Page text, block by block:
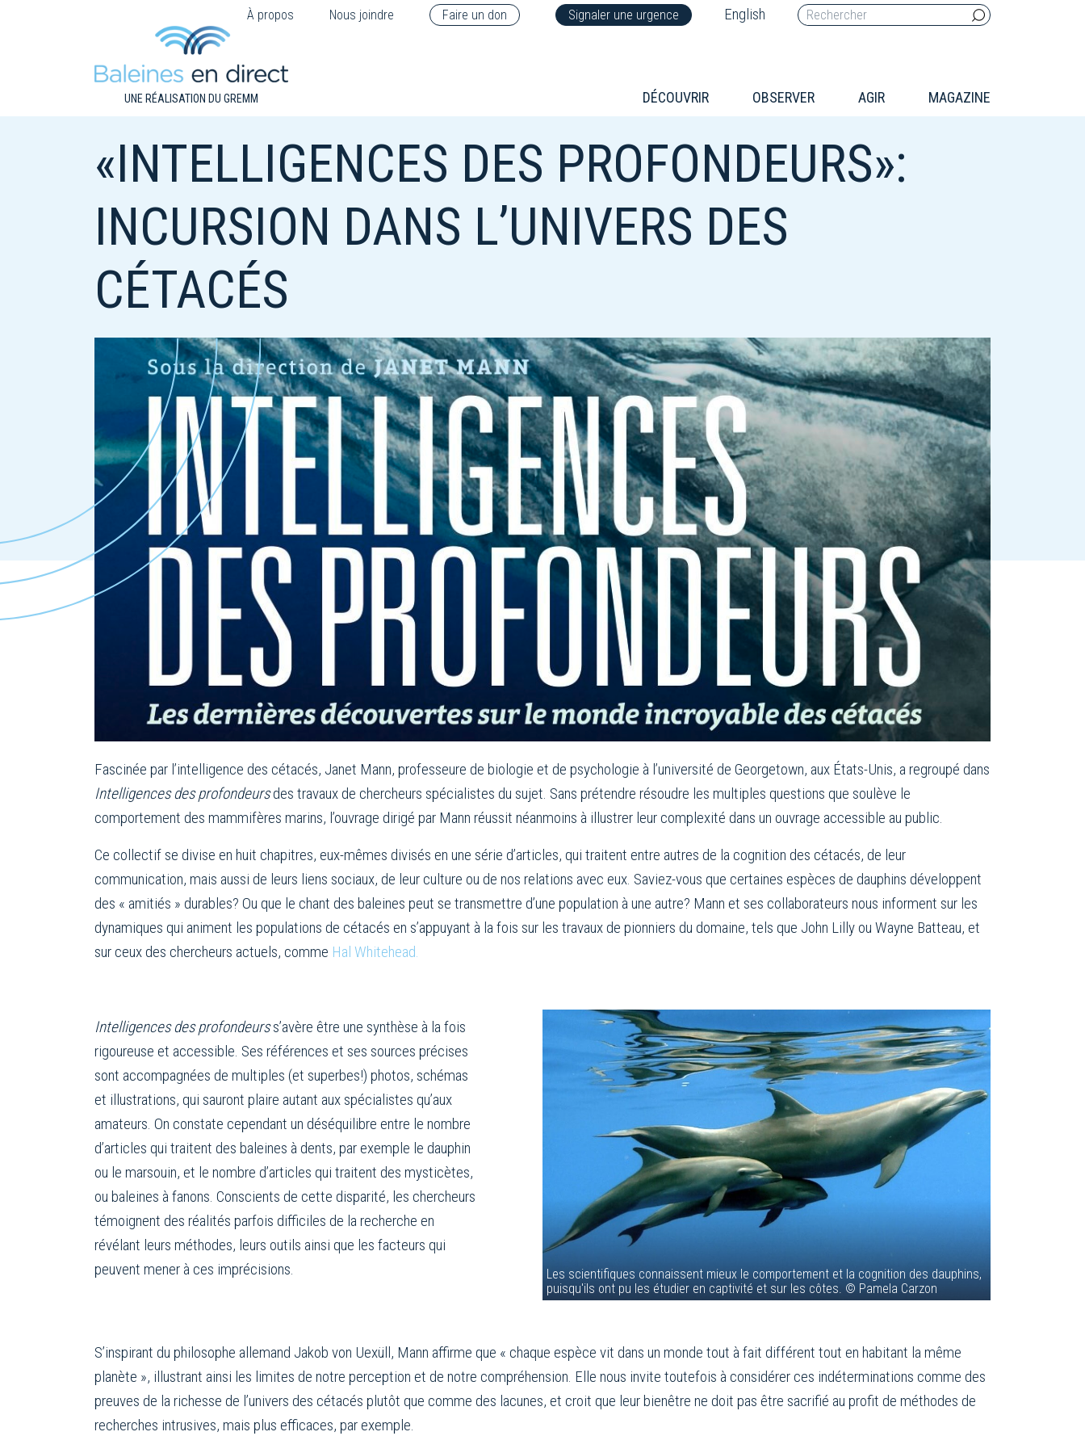
À propos Nous joindre Faire un don Signaler une urgence English
UNE RÉALISATION DU GREMM DÉCOUVRIR OBSERVER AGIR MAGAZINE
«INTELLIGENCES DES PROFONDEURS»:
INCURSION DANS L’UNIVERS DES
CÉTACÉS
Fascinée par l’intelligence des cétacés, Janet Mann, professeure de biologie et de psychologie à l’université de Georgetown, aux États-Unis, a regroupé dans
Intelligences des profondeursdes travaux de chercheurs spécialistes du sujet. Sans prétendre résoudre les multiples questions que soulève le
comportement des mammifères marins, l’ouvrage dirigé par Mann réussit néanmoins à illustrer leur complexité dans un ouvrage accessible au public.
Ce collectif se divise en huit chapitres, eux-mêmes divisés en une série d’articles, qui traitent entre autres de la cognition des cétacés, de leur
communication, mais aussi de leurs liens sociaux, de leur culture ou de nos relations avec eux. Saviez-vous que certaines espèces de dauphins développent
des « amitiés » durables? Ou que le chant des baleines peut se transmettre d’une population à une autre? Mann et ses collaborateurs nous informent sur les
dynamiques qui animent les populations de cétacés en s’appuyant à la fois sur les travaux de pionniers du domaine, tels que John Lilly ou Wayne Batteau, et
sur ceux des chercheurs actuels, comme Hal Whitehead.
Intelligences des profondeurss’avère être une synthèse à la fois
rigoureuse et accessible. Ses références et ses sources précises
sont accompagnées de multiples (et superbes!) photos, schémas
et illustrations, qui sauront plaire autant aux spécialistes qu’aux
amateurs. On constate cependant un déséquilibre entre le nombre
d’articles qui traitent des baleines à dents, par exemple le dauphin
ou le marsouin, et le nombre d’articles qui traitent des mysticètes,
ou baleines à fanons. Conscients de cette disparité, les chercheurs
témoignent des réalités parfois difficiles de la recherche en
révélant leurs méthodes, leurs outils ainsi que les facteurs qui
peuvent mener à ces imprécisions.
Les scientifiques connaissent mieux le comportement et la cognition des dauphins,
puisqu'ils ont pu les étudier en captivité et sur les côtes. © Pamela Carzon
S’inspirant du philosophe allemand Jakob von Uexüll, Mann affirme que « chaque espèce vit dans un monde tout à fait différent tout en habitant la même
planète », illustrant ainsi les limites de notre perception et de notre compréhension. Elle nous invite toutefois à considérer ces indéterminations comme des
preuves de la richesse de l’univers des cétacés plutôt que comme des lacunes, et croit que leur bienêtre ne doit pas être sacrifié au profit de méthodes de
recherches intrusives, mais plus efficaces, par exemple.